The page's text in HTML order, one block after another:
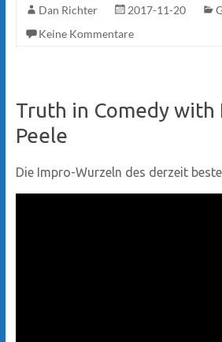
Dan Richter 2017-11-20
Keine Kommentare
Truth in Comedy with
Peele
Die Impro-Wurzeln des derzeit